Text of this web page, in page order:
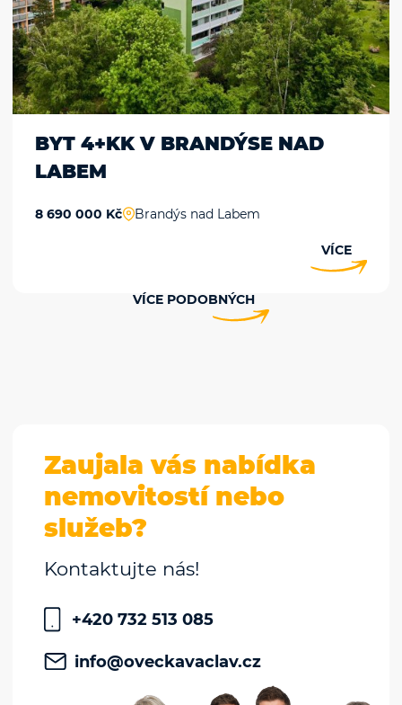
BYT 4+KK V BRANDÝSE NAD
LABEM
8 690 000 Kč Brandýs nad Labem
VÍCE
VÍCE PODOBNÝCH
Zaujala vás nabídka
nemovitostí nebo
služeb?
Kontaktujte nás!
+420 732 513 085
info@oveckavaclav.cz